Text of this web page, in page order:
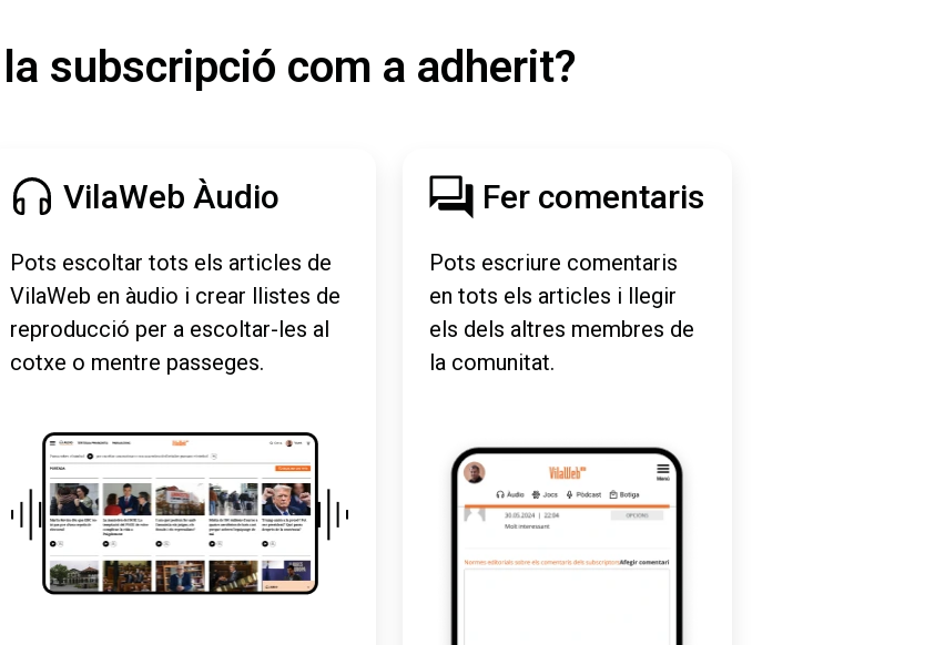
subscripció com a adherit?
VilaWeb Àudio
Pots escoltar tots els articles de
VilaWeb en àudio i crear llistes de
reproducció per a escoltar-les al
cotxe o mentre passeges.
Fer comentaris
Pots escriure comentaris
en tots els articles i llegir
els dels altres membres de
la comunitat.